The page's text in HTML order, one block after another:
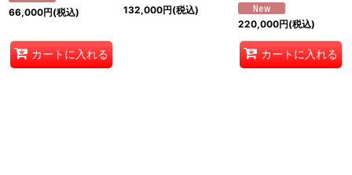
66,000円(税込)
カートに入れる
132,000円(税込)
220,000円(税込)
カートに入れる